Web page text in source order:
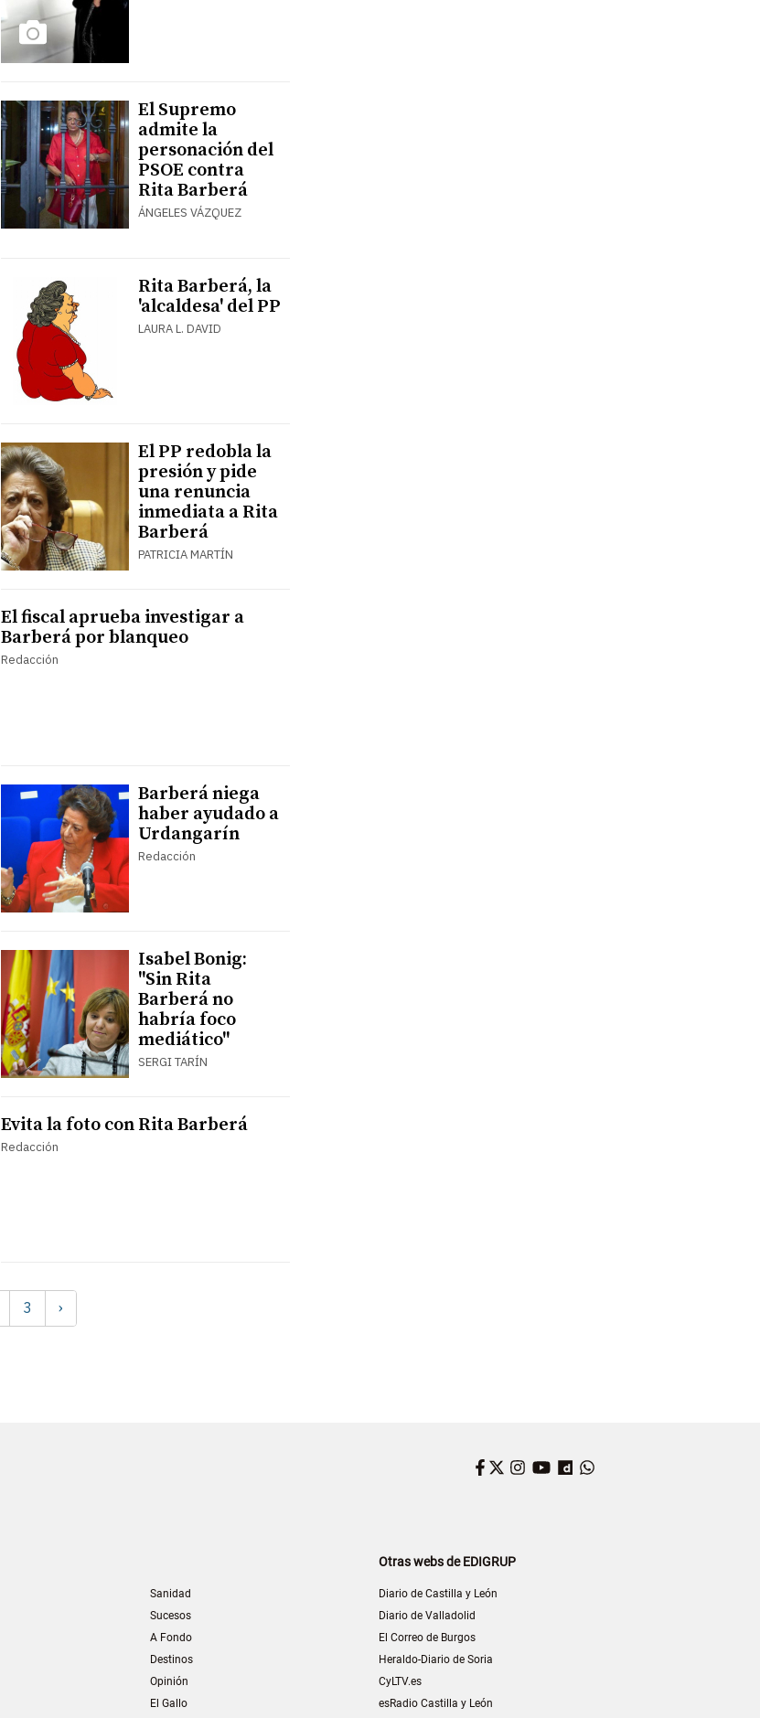
El Supremo
admite la
personación del
PSOE contra
Rita Barberá
ÁNGELES VÁZQUEZ
Rita Barberá, la
'alcaldesa' del PP
LAURA L. DAVID
El PP redobla la
presión y pide
una renuncia
inmediata a Rita
Barberá
PATRICIA MARTÍN
El fiscal aprueba investigar a
Barberá por blanqueo
Redacción
Barberá niega
haber ayudado a
Urdangarín
Redacción
Isabel Bonig:
"Sin Rita
Barberá no
habría foco
mediático"
SERGI TARÍN
Evita la foto con Rita Barberá
Redacción
3 ›
Facebook
Twitter
Instagram
YouTube
Dailymotion
Sanidad
Sucesos
A Fondo
Destinos
Opinión
El Gallo
Otras webs de EDIGRUP
Diario de Castilla y León
Diario de Valladolid
El Correo de Burgos
Heraldo-Diario de Soria
CyLTV.es
esRadio Castilla y León